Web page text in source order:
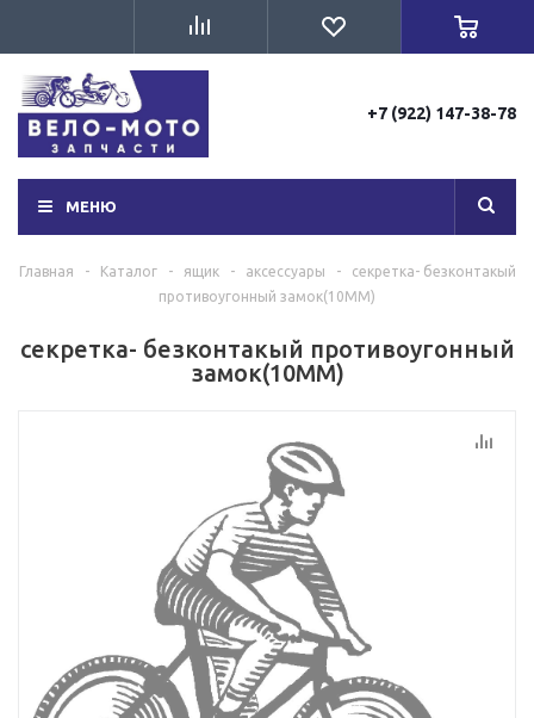
+7 (922) 147-38-78
МЕНЮ
Главная - Каталог - ящик - аксессуары -
секретка- безконтакый
противоугонный замок(10ММ)
секретка- безконтакый противоугонный
замок(10ММ)